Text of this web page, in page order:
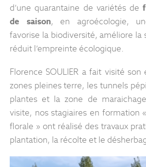
d’une quarantaine de variétés de
de saison, en agroécologie,
favorise la biodiversité, améliore la
réduit l’empreinte écologique.
Florence SOULIER a fait visité
zones pleines terre, les tunnels
plantes et la zone de
visite, nos stagiaires en formation
florale » ont réalisé des travaux
plantation, la récolte et le